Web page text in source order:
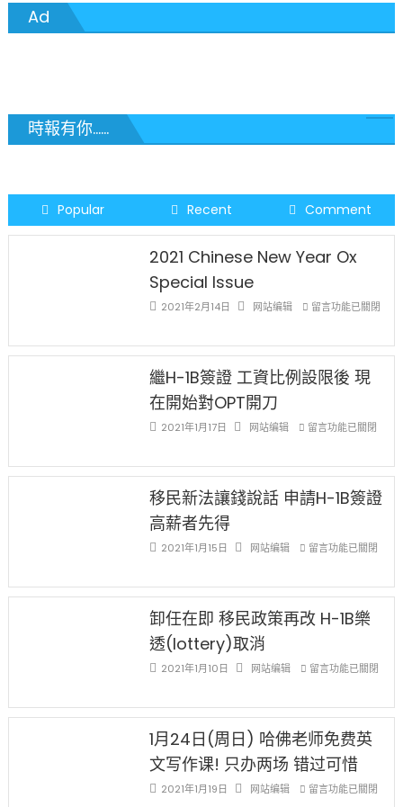
團〉
上
一
站
成
中
Ad
時報有你......
Popular Recent Comment
2021 Chinese New Year Ox
Special Issue
2021年2月14日 网站编辑
在
New
Year
Ox
Issue〉
留言功能已關閉
繼H-1B簽證 工資比例設限後 現
在開始對OPT開刀
2021年1月17日 网站编辑
在
1B
簽
證
資
設
限
後
在
對
OPT
開
刀〉
中
留言功能已關閉
移民新法讓錢說話 申請H-1B簽證
高薪者先得
2021年1月15日 网站编辑
在
新
法
讓
說
請
H-
1B
簽
證
留言功能已關閉
卸任在即 移民政策再改 H-1B樂
透(lottery)取消
2021年1月10日 网站编辑
在
在
即
移
民
政
留言功能已關閉
1月24日(周日) 哈佛老师免费英
文写作课! 只办两场 错过可惜
2021年1月19日 网站编辑
在
留言功能已關閉